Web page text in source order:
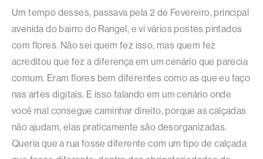
Um tempo desses, passava pela 2 de Fevereiro, principal
avenida do bairro do Rangel, e vi vários postes pintados
com flores. Não sei quem fez isso, mas quem fez
acreditou que fez a diferença em um cenário que parecia
comum. Eram flores bem diferentes como as que eu faço
nas artes digitais. E isso falando em um cenário onde
você mal consegue caminhar direito, porque as calçadas
não ajudam, elas praticamente são desorganizadas.
Queria que a rua fosse diferente com um tipo de calçada